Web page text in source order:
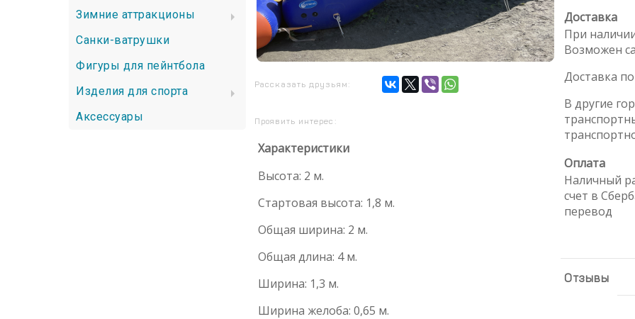
Зимние аттракционы
Санки-ватрушки
Фигуры для пейнтбола
Изделия для спорта
Аксессуары
Рассказать друзьям:
Проявить интерес:
Характеристики
Высота: 2 м.
Стартовая высота: 1,8 м.
Общая ширина: 2 м.
Общая длина: 4 м.
Ширина: 1,3 м.
Ширина желоба: 0,65 м.
Доставка
При
Возможен
Доставка
В другие
Оплата
Наличный
счет в
перевод
Отзывы